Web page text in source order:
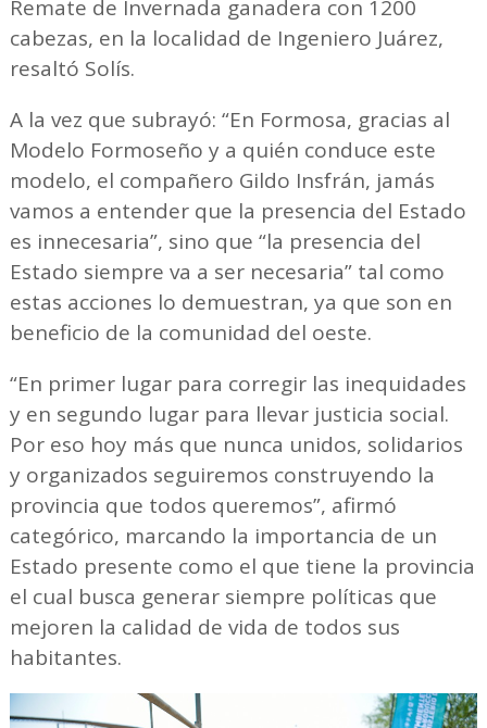
Remate de Invernada ganadera con 1200
cabezas, en la localidad de Ingeniero Juárez,
resaltó Solís.
A la vez que subrayó: “En Formosa, gracias al
Modelo Formoseño y a quién conduce este
modelo, el compañero Gildo Insfrán, jamás
vamos a entender que la presencia del Estado
es innecesaria”, sino que “la presencia del
Estado siempre va a ser necesaria” tal como
estas acciones lo demuestran, ya que son en
beneficio de la comunidad del oeste.
“En primer lugar para corregir las inequidades
y en segundo lugar para llevar justicia social.
Por eso hoy más que nunca unidos, solidarios
y organizados seguiremos construyendo la
provincia que todos queremos”, afirmó
categórico, marcando la importancia de un
Estado presente como el que tiene la provincia
el cual busca generar siempre políticas que
mejoren la calidad de vida de todos sus
habitantes.